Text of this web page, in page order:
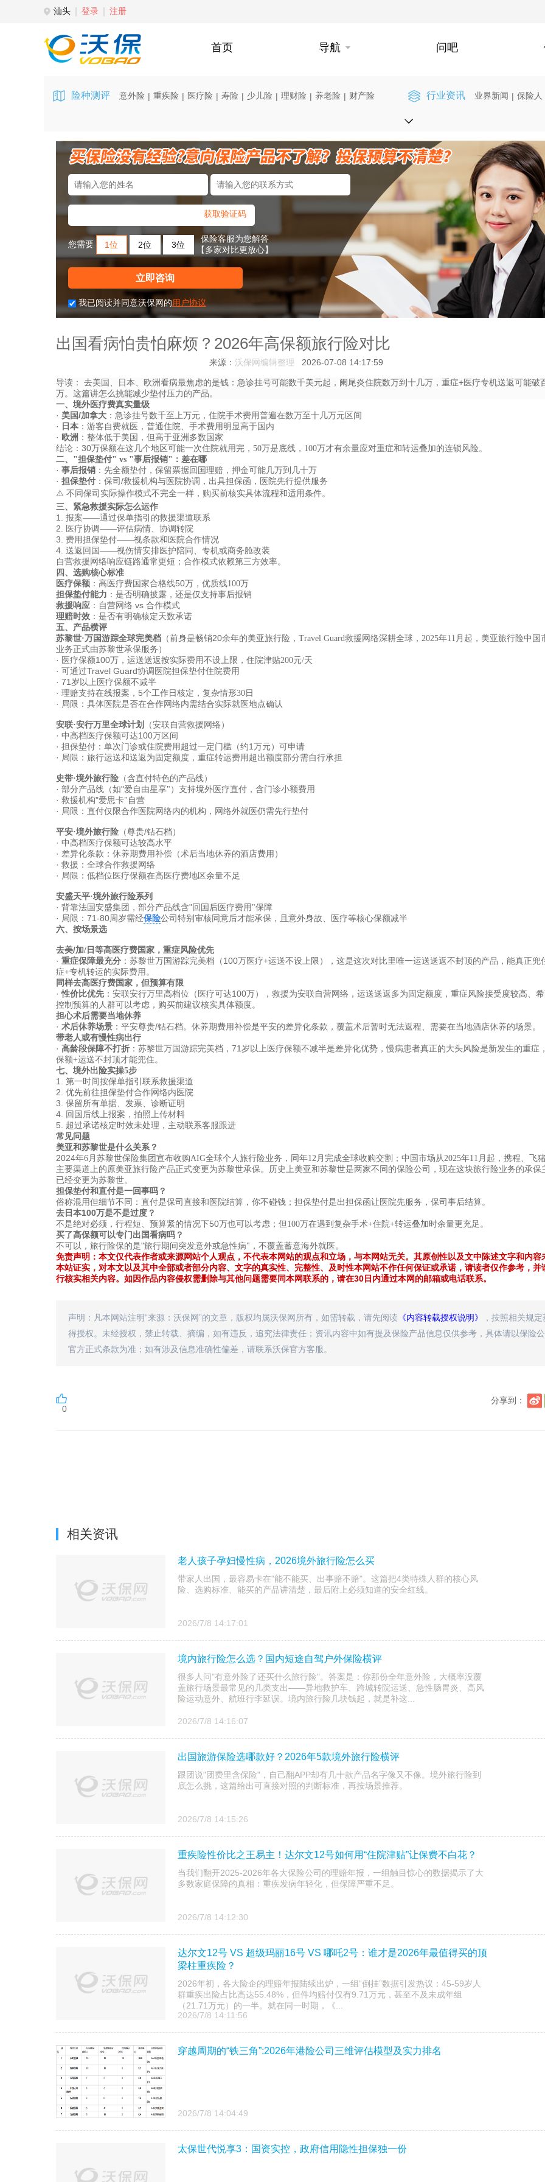
汕头 登录 注册
首页 导航 问吧
险种测评 意外险 | 重疾险 | 医疗险 | 寿险 | 少儿险 | 理财险 | 养老险 | 财产险 行业资讯 业界新闻 | 保险人
获取验证码
您需要 1位 2位 3位
保险客服为您解答
【多家对比更放心】
立即咨询
我已阅读并同意沃保网的用户协议
出国看病怕贵怕麻烦？2026年高保额旅行险对比
来源： 沃保网编辑整理 2026-07-08 14:17:59
导读：
去美国、日本、欧洲看病最焦虑的是钱：急诊挂号可能数千美元起，阑尾炎住院数万到十几万，重症+医疗专机送返可能破
万。这篇讲怎么挑能减少垫付压力的产品。
一、境外医疗费真实量级
· 美国/加拿大：急诊挂号数千至上万元，住院手术费用普遍在数万至十几万元区间
· 日本：游客自费就医，普通住院、手术费用明显高于国内
· 欧洲 ：整体低于美国，但高于亚洲多数国家
结论： 30万保额在这几个地区可能一次住院就用完， 50万是底线， 100万才有余量应对重症和转运叠加的连锁风险。
二、 "担保垫付" vs "事后报销"：差在哪
· 事后报销：先全额垫付，保留票据回国理赔，押金可能几万到几十万
· 担保垫付：保司 /救援机构与医院协调，出具担保函，医院先行提供服务
⚠️ 不同保司实际操作模式不完全一样，购买前核实具体流程和适用条件。
三、紧急救援实际怎么运作
1. 报案——通过保单指引的救援渠道联系
2. 医疗协调——评估病情、协调转院
3. 费用担保垫付——视条款和医院合作情况
4. 送返回国 ——视伤情安排医护陪同、专机或商务舱改装
自营救援网络响应链路通常更短；合作模式依赖第三方效率。
四、选购核心标准
医疗保额 ：高医疗费国家合格线50万，优质线100万
担保垫付能力 ：是否明确披露，还是仅支持事后报销
救援响应：自营网络vs 合作模式
理赔时效：是否有明确核定天数承诺
五、产品横评
苏黎世·万国游踪全球完美档（前身是畅销20余年的美亚旅行险， Travel Guard救援网络深耕全球， 2025年11 月起，美亚旅行险中国
业务正式由苏黎世承保服务）
· 医疗保额100万，运送送返按实际费用不设上限，住院津贴200元/天
· 可通过Travel Guard协调医院担保垫付住院费用
· 71 岁以上医疗保额不减半
· 理赔支持在线报案， 5个工作日核定，复杂情形30日
· 局限：具体医院是否在合作网络内需结合实际就医地点确认
安联·安行万里全球计划 （安联自营救援网络）
· 中高档医疗保额可达100万区间
· 担保垫付：单次门诊或住院费用超过一定门槛（约1 万元）可申请
· 局限：旅行运送和送返为固定额度，重症转运费用超出额度部分需自行承担
史带·境外旅行险（含直付特色的产品线）
· 部分产品线（如"爱自由星享" ）支持境外医疗直付，含门诊小额费用
· 救援机构"爱思卡" 自营
· 局限：直付仅限合作医院网络内的机构，网络外就医仍需先行垫付
平安·境外旅行险（尊贵/钻石档）
· 中高档医疗保额可达较高水平
· 差异化条款：休养期费用补偿（术后当地休养的酒店费用）
· 救援：全球合作救援网络
· 局限：低档位医疗保额在高医疗费地区余量不足
安盛天平·境外旅行险系列
· 背靠法国安盛集团，部分产品线含"回国后医疗费用 "保障
· 局限： 71-80周岁需经保险公司特别审核同意后才能承保，且意外身故、医疗等核心保额减半
六、按场景选
去美/加/日等高医疗费国家，重症风险优先
· 重症保障最充分：苏黎世万国游踪完美档（ 100万医疗+运送不设上限），这是这次对比里唯一运送送返不封顶的产品，能真正兜
症+专机转运的实际费用。
同样去高医疗费国家，但预算有限
· 性价比优先：安联安行万里高档位（医疗可达100万），救援为安联自营网络，运送送返多为固定额度，重症风险接受度较高、
控制预算的人群可以考虑，购买前建议核实具体额度。
担心术后需要当地休养
· 术后休养场景：平安尊贵/钻石档。休养期费用补偿是平安的差异化条款，覆盖术后暂时无法返程、需要在当地酒店休养的场景。
带老人或有慢性病出行
· 高龄段保障不打折：苏黎世万国游踪完美档， 71 岁以上医疗保额不减半是差异化优势，慢病患者真正的大头风险是新发生的重症
保额+运送不封顶才能兜住。
七、境外出险实操5步
1. 第一时间按保单指引联系救援渠道
2. 优先前往担保垫付合作网络内医院
3. 保留所有单据、发票、诊断证明
4. 回国后线上报案，拍照上传材料
5. 超过承诺核定时效未处理，主动联系客服跟进
常见问题
美亚和苏黎世是什么关系？
2024年6月苏黎世保险集团宣布收购AIG全球个人旅行险业务，同年12月完成全球收购交割；中国市场从2025年11 月起，携程、飞
主要渠道上的原美亚旅行险产品正式变更为苏黎世承保。历史上美亚和苏黎世是两家不同的保险公司，现在这块旅行险业务的承保
已经变更为苏黎世。
担保垫付和直付是一回事吗？
俗称混用但细节不同：直付是保司直接和医院结算，你不碰钱；担保垫付是出担保函让医院先服务，保司事后结算。
去日本100万是不是过度？
不是绝对必须，行程短、预算紧的情况下50万也可以考虑；但 100万在遇到复杂手术+住院+转运叠加时余量更充足。
买了高保额可以专门出国看病吗？
不可以，旅行险保的是"旅行期间突发意外或急性病" ，不覆盖蓄意海外就医。
免责声明：本文仅代表作者或来源网站个人观点，不代表本网站的观点和立场，与本网站无关。其原创性以及文中陈述文字和内容
本站证实，对本文以及其中全部或者部分内容、文字的真实性、完整性、及时性本网站不作任何保证或承诺，请读者仅作参考，并
行核实相关内容。如因作品内容侵权需删除与其他问题需要同本网联系的，请在30日内通过本网的邮箱或电话联系。
声明：凡本网站注明“来源：沃保网”的文章，版权均属沃保网所有，如需转载，请先阅读《内容转载授权说明》
，按照相关规定
得授权。未经授权，禁止转载、摘编，如有违反，追究法律责任；资讯内容中如有提及保险产品信息仅供参考，具体请以保险
官方正式条款为准；如有涉及信息准确性偏差，请联系沃保官方客服。
0
分享到：
相关资讯
老人孩子孕妇慢性病，2026境外旅行险怎么买
带家人出国，最容易卡在"能不能买、出事赔不赔"。这篇把4类特殊人群的核心风
险、选购标准、能买的产品讲清楚，最后附上必须知道的安全红线。
2026/7/8 14:17:01
境内旅行险怎么选？国内短途自驾户外保险横评
很多人问"有意外险了还买什么旅行险"。答案是：你那份全年意外险，大概率没覆
盖旅行场景最常见的几类支出——异地救护车、跨城转院运送、急性肠胃炎、高风
险运动意外、航班行李延误。境内旅行险几块钱起，就是补这...
2026/7/8 14:16:07
出国旅游保险选哪款好？2026年5款境外旅行险横评
跟团说"团费里含保险"，自己翻APP却有几十款产品名字像又不像。境外旅行险到
底怎么挑，这篇给出可直接对照的判断标准，再按场景推荐。
2026/7/8 14:15:26
重疾险性价比之王易主！达尔文12号如何用“住院津贴”让保费不白花？
当我们翻开2025-2026年各大保险公司的理赔年报，一组触目惊心的数据揭示了大
多数家庭保障的真相：重疾发病年轻化，但保障严重不足。
2026/7/8 14:12:30
达尔文12号 VS 超级玛丽16号 VS 哪吒2号：谁才是2026年最值得买的顶
梁柱重疾险？
2026年初，各大险企的理赔年报陆续出炉，一组“倒挂”数据引发热议：45-59岁人
群重疾出险占比高达55.48%，但件均赔付仅有9.71万元，甚至不及未成年组
（21.71万元）的一半。就在同一时期，《...
2026/7/8 14:11:56
穿越周期的“铁三角”:2026年港险公司三维评估模型及实力排名
2026/7/8 14:04:49
太保世代悦享3：国资实控，政府信用隐性担保独一份